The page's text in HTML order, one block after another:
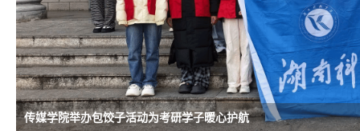
传媒学院举办包饺子活动为考研学子暖心护航